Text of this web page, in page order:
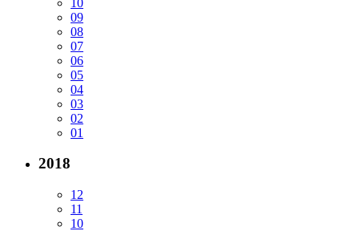
09
08
07
06
05
04
03
02
01
2018
12
11
10